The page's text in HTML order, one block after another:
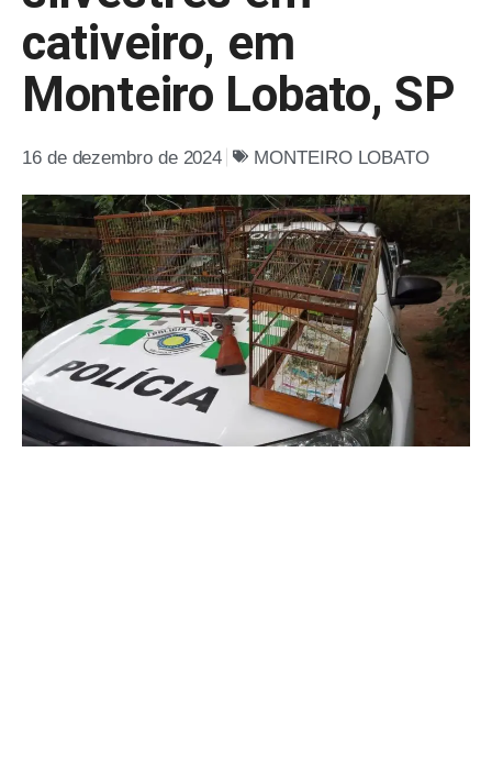
cativeiro, em
Monteiro Lobato, SP
16 de dezembro de 2024 MONTEIRO LOBATO